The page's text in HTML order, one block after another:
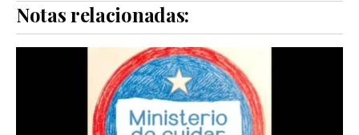
Notas relacionadas: